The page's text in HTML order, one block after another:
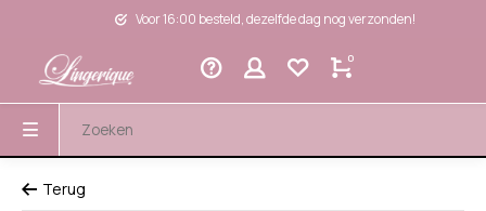
Voor 16:00 besteld, dezelfde dag nog verzonden!
0
Terug